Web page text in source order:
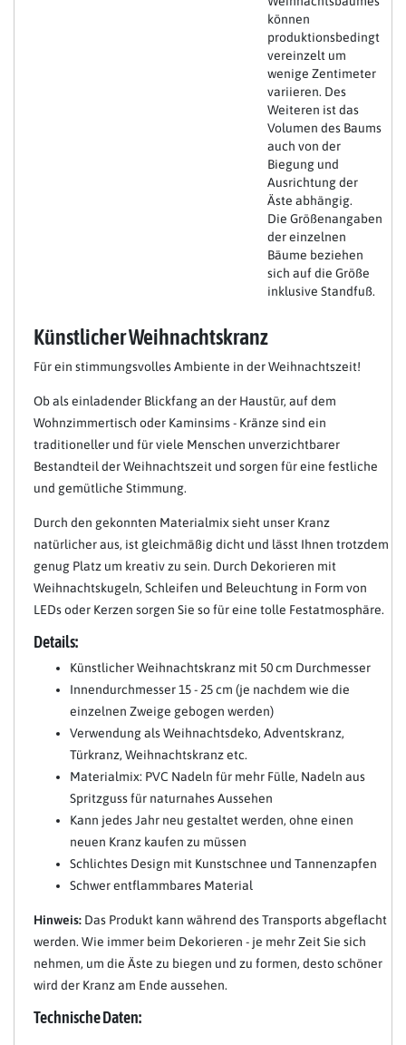
können
produktionsbedingt
vereinzelt um
wenige Zentimeter
variieren. Des
Weiteren ist das
Volumen des Baums
auch von der
Biegung und
Ausrichtung der
Äste abhängig.
Die Größenangaben
der einzelnen
Bäume beziehen
sich auf die Größe
inklusive Standfuß.
Künstlicher Weihnachtskranz
Für ein stimmungsvolles Ambiente in der Weihnachtszeit!
Ob als einladender Blickfang an der Haustür, auf dem
Wohnzimmertisch oder Kaminsims - Kränze sind ein
traditioneller und für viele Menschen unverzichtbarer
Bestandteil der Weihnachtszeit und sorgen für eine festliche
und gemütliche Stimmung.
Durch den gekonnten Materialmix sieht unser Kranz
natürlicher aus, ist gleichmäßig dicht und lässt Ihnen trotzdem
genug Platz um kreativ zu sein. Durch Dekorieren mit
Weihnachtskugeln, Schleifen und Beleuchtung in Form von
LEDs oder Kerzen sorgen Sie so für eine tolle Festatmosphäre.
Details:
Künstlicher Weihnachtskranz mit 50 cm Durchmesser
Innendurchmesser 15 - 25 cm (je nachdem wie die
einzelnen Zweige gebogen werden)
Verwendung als Weihnachtsdeko, Adventskranz,
Türkranz, Weihnachtskranz etc.
Materialmix: PVC Nadeln für mehr Fülle, Nadeln aus
Spritzguss für naturnahes Aussehen
Kann jedes Jahr neu gestaltet werden, ohne einen
neuen Kranz kaufen zu müssen
Schlichtes Design mit Kunstschnee und Tannenzapfen
Schwer entflammbares Material
Hinweis: Das Produkt kann während des Transports abgeflacht
werden. Wie immer beim Dekorieren - je mehr Zeit Sie sich
nehmen, um die Äste zu biegen und zu formen, desto schöner
wird der Kranz am Ende aussehen.
Technische Daten: